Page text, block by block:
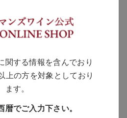
WINE
ンドサイト
関する情報を含んでおり
上の方を対象としており
ます。
暦でご入力下さい。